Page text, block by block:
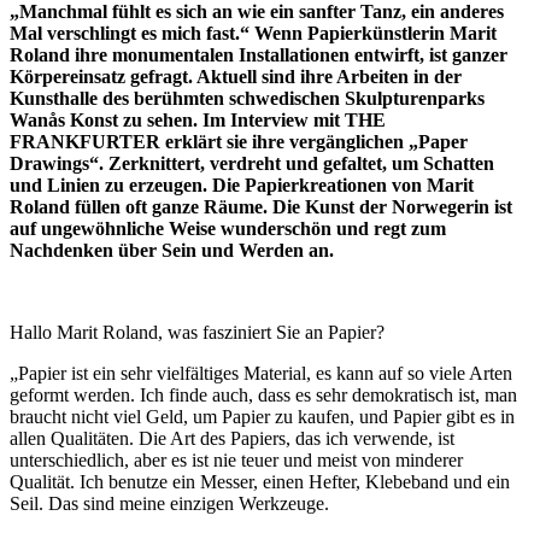
„Manchmal fühlt es sich an wie ein sanfter Tanz, ein anderes
Mal verschlingt es mich fast.“ Wenn Papierkünstlerin Marit
Roland ihre monumentalen Installationen entwirft, ist ganzer
Körpereinsatz gefragt. Aktuell sind ihre Arbeiten in der
Kunsthalle des berühmten schwedischen Skulpturenparks
Wanås Konst zu sehen. Im Interview mit THE
FRANKFURTER erklärt sie ihre vergänglichen „Paper
Drawings“. Zerknittert, verdreht und gefaltet, um Schatten
und Linien zu erzeugen. Die Papierkreationen von Marit
Roland füllen oft ganze Räume. Die Kunst der Norwegerin ist
auf ungewöhnliche Weise wunderschön und regt zum
Nachdenken über Sein und Werden an.
Hallo Marit Roland, was fasziniert Sie an Papier?
„Papier ist ein sehr vielfältiges Material, es kann auf so viele Arten
geformt werden. Ich finde auch, dass es sehr demokratisch ist, man
braucht nicht viel Geld, um Papier zu kaufen, und Papier gibt es in
allen Qualitäten. Die Art des Papiers, das ich verwende, ist
unterschiedlich, aber es ist nie teuer und meist von minderer
Qualität. Ich benutze ein Messer, einen Hefter, Klebeband und ein
Seil. Das sind meine einzigen Werkzeuge.